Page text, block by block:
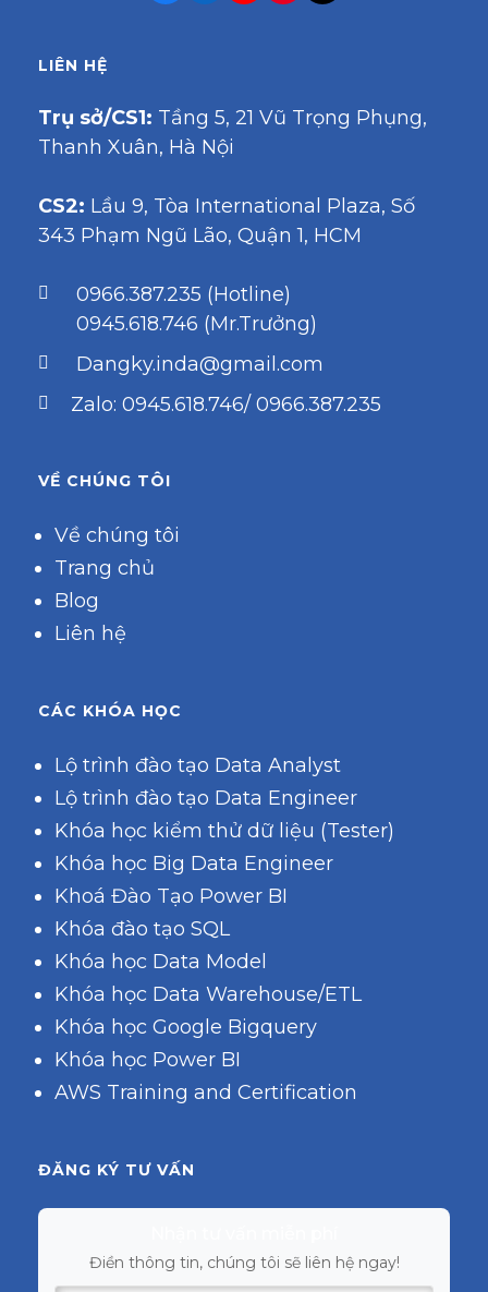
LIÊN HỆ
Trụ sở/CS1: Tầng 5, 21 Vũ Trọng Phụng,
Thanh Xuân, Hà Nội
CS2: Lầu 9, Tòa International Plaza, Số
343 Phạm Ngũ Lão, Quận 1, HCM
0966.387.235 (Hotline)
0945.618.746 (Mr.Trưởng)
Dangky.inda@gmail.com
Zalo: 0945.618.746/ 0966.387.235
VỀ CHÚNG TÔI
Về chúng tôi
Trang chủ
Blog
Liên hệ
CÁC KHÓA HỌC
Lộ trình đào tạo Data Analyst
Lộ trình đào tạo Data Engineer
Khóa học kiểm thử dữ liệu (Tester)
Khóa học Big Data Engineer
Khoá Đào Tạo Power BI
Khóa đào tạo SQL
Khóa học Data Model
Khóa học Data Warehouse/ETL
Khóa học Google Bigquery
Khóa học Power BI
AWS Training and Certification
ĐĂNG KÝ TƯ VẤN
Điền thông tin, chúng tôi sẽ liên hệ ngay!